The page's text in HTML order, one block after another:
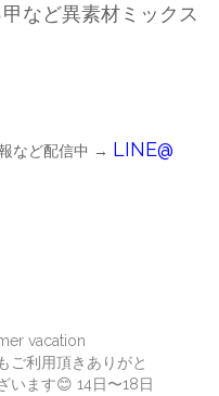
など異素材ミックス
など配信中 → LINE@
vacation
ご利用頂きありがと
います😊 14日〜18日